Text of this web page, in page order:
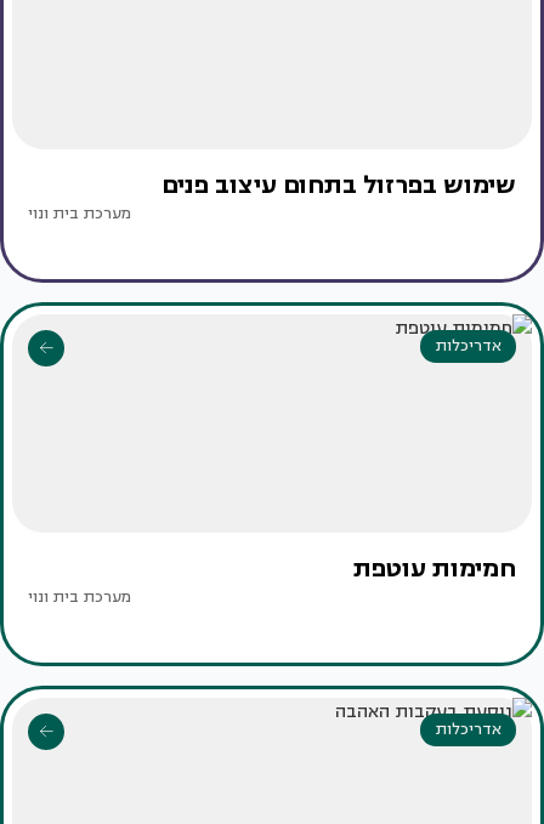
שימוש בפרזול בתחום עיצוב פנים
מערכת בית ונוי
אדריכלות
חמימות עוטפת
מערכת בית ונוי
אדריכלות